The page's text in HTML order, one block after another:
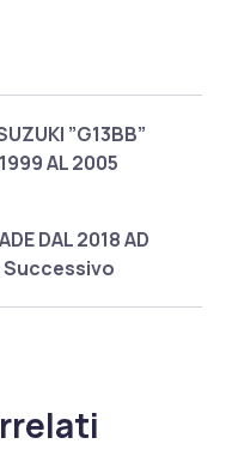
”G13BB”
AL 2005
DAL 2018 AD
Successivo